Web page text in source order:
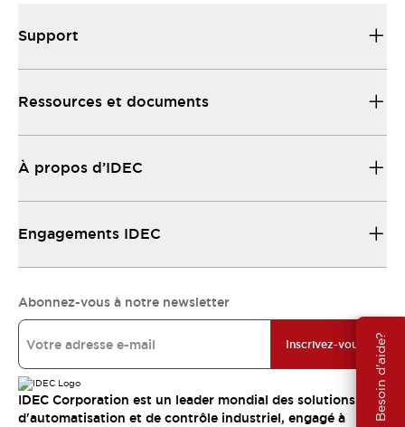
Besoin d'aide?
Support
Ressources et documents
À propos d’IDEC
Engagements IDEC
Abonnez-vous à notre newsletter
Inscrivez-vous
IDEC Corporation est un leader mondial des solutions
d'automatisation et de contrôle industriel, engagé à